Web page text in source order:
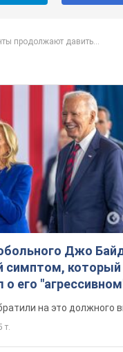
продолжают давить...
Джо
симптом, который
о его
на это должного
т.